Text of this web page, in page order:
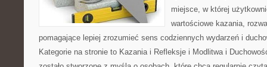
miejsce, w której
wartościowe kazania,
pomagające lepiej zrozumieć sens codziennych wydarzeń i
Kategorie na stronie to Kazania i Refleksje i Modlitwa i